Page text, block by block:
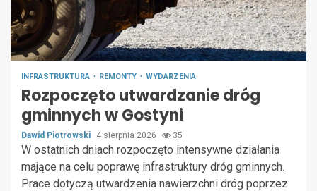
INFRASTRUKTURA REMONTY WYDARZENIA
Rozpoczęto utwardzanie dróg
gminnych w Gostyni
Dawid Piotrowski 4 sierpnia 2026 35
W ostatnich dniach rozpoczęto intensywne działania
mające na celu poprawę infrastruktury dróg gminnych.
Prace dotyczą utwardzenia nawierzchni dróg poprzez